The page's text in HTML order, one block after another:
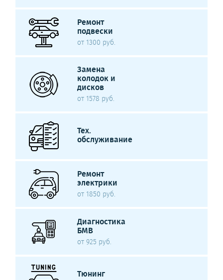
Ремонт
подвески
от 1300 руб.
Замена
колодок и
дисков
от 1578 руб.
Тех.
обслуживание
Ремонт
электрики
от 1850 руб.
Диагностика
БМВ
от 925 руб.
Тюнинг